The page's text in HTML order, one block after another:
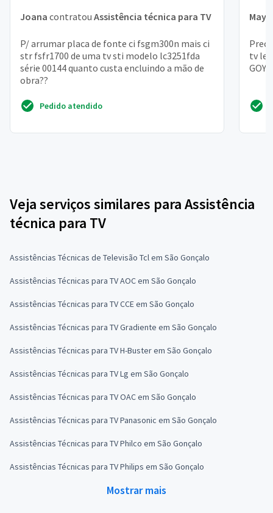
Joana contratou Assistência técnica para TV
P/ arrumar placa de fonte ci fsgm300n mais ci
str fsfr1700 de uma tv sti modelo lc3251fda
série 00144 quanto custa encluindo a mão de
obra??
Pedido atendido
Maya
tv
Veja serviços similares para Assistência
técnica para TV
Assistências Técnicas de Televisão Tcl em São Gonçalo
Assistências Técnicas para TV AOC em São Gonçalo
Assistências Técnicas para TV CCE em São Gonçalo
Assistências Técnicas para TV Gradiente em São Gonçalo
Assistências Técnicas para TV H-Buster em São Gonçalo
Assistências Técnicas para TV Lg em São Gonçalo
Assistências Técnicas para TV OAC em São Gonçalo
Assistências Técnicas para TV Panasonic em São Gonçalo
Assistências Técnicas para TV Philco em São Gonçalo
Assistências Técnicas para TV Philips em São Gonçalo
Mostrar mais